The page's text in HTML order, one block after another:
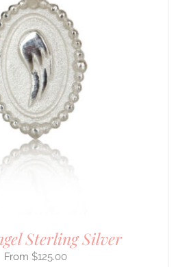
Sterling Silver
$125.00